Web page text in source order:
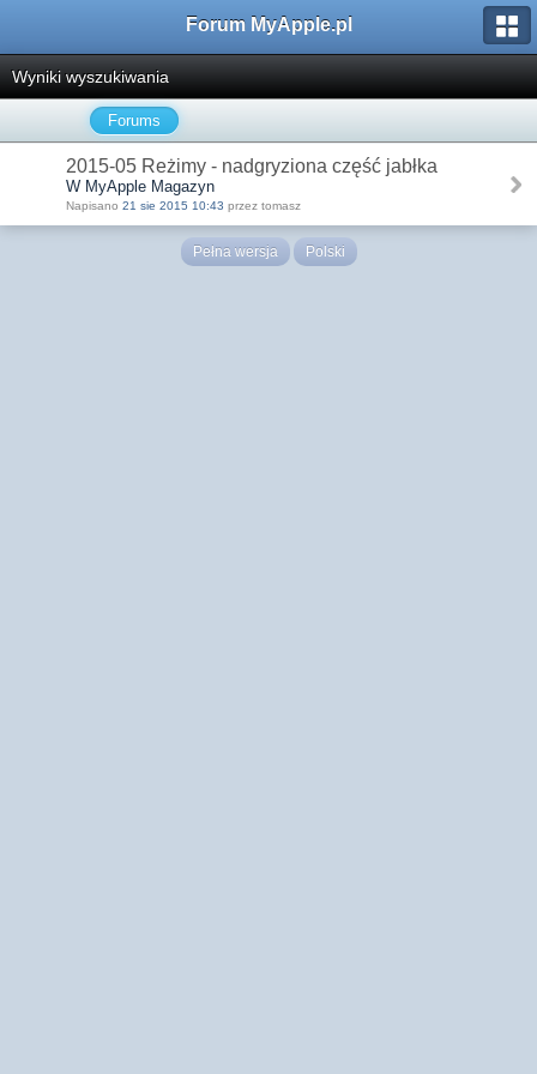
Forum MyApple.pl
Wyniki wyszukiwania
Forums
2015-05 Reżimy - nadgryziona część jabłka
W MyApple Magazyn
Napisano 21 sie 2015 10:43 przez tomasz
Pełna wersja Polski